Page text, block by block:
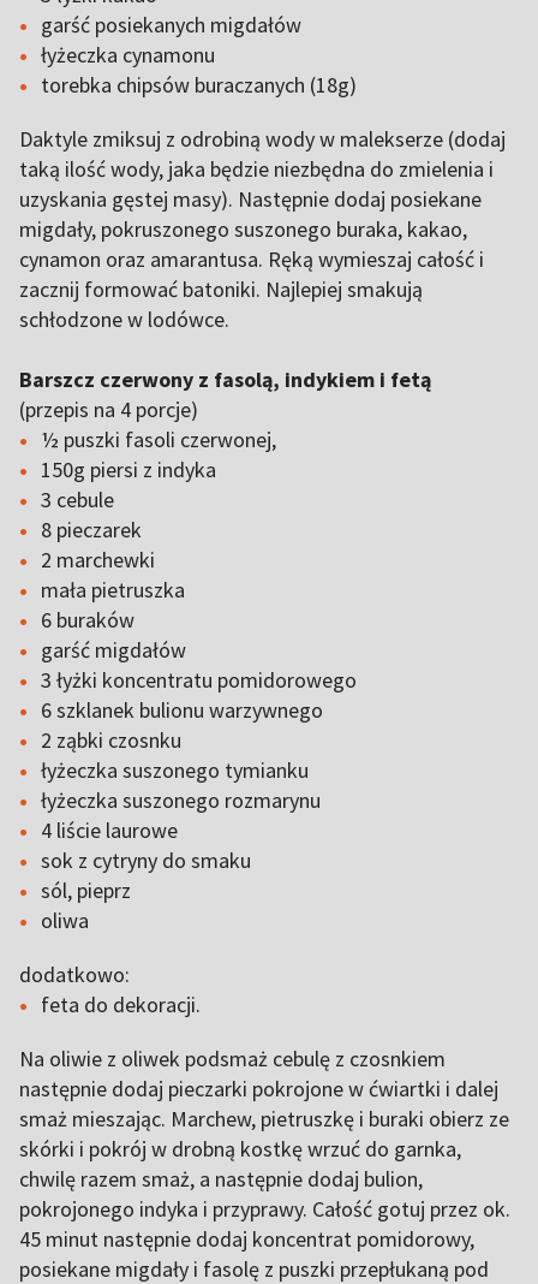
garść posiekanych migdałów
łyżeczka cynamonu
torebka chipsów buraczanych (18g)
Daktyle zmiksuj z odrobiną wody w malekserze (dodaj
taką ilość wody, jaka będzie niezbędna do zmielenia i
uzyskania gęstej masy). Następnie dodaj posiekane
migdały, pokruszonego suszonego buraka, kakao,
cynamon oraz amarantusa. Ręką wymieszaj całość i
zacznij formować batoniki. Najlepiej smakują
schłodzone w lodówce.
Barszcz czerwony z fasolą, indykiem i fetą
(przepis na 4 porcje)
½ puszki fasoli czerwonej,
150g piersi z indyka
3 cebule
8 pieczarek
2 marchewki
mała pietruszka
6 buraków
garść migdałów
3 łyżki koncentratu pomidorowego
6 szklanek bulionu warzywnego
2 ząbki czosnku
łyżeczka suszonego tymianku
łyżeczka suszonego rozmarynu
4 liście laurowe
sok z cytryny do smaku
sól, pieprz
oliwa
dodatkowo:
feta do dekoracji.
Na oliwie z oliwek podsmaż cebulę z czosnkiem
następnie dodaj pieczarki pokrojone w ćwiartki i dalej
smaż mieszając. Marchew, pietruszkę i buraki obierz ze
skórki i pokrój w drobną kostkę wrzuć do garnka,
chwilę razem smaż, a następnie dodaj bulion,
pokrojonego indyka i przyprawy. Całość gotuj przez ok.
45 minut następnie dodaj koncentrat pomidorowy,
posiekane migdały i fasolę z puszki przepłukaną pod